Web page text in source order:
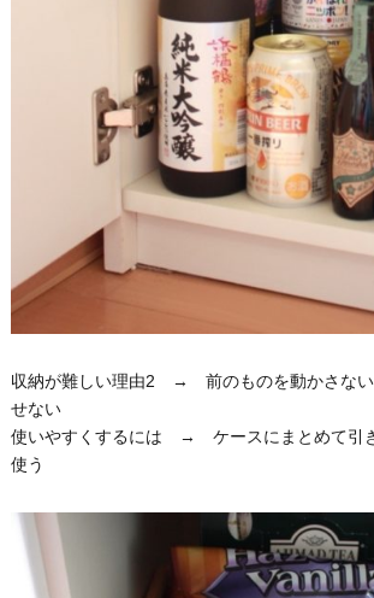
収納が難しい理由2 → 前のものを動かさない
せない
使いやすくするには → ケースにまとめて引
使う